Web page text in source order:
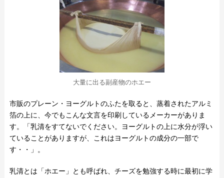
大量に出る副産物のホエー
市販のプレーン・ヨーグルトのふたを取ると、蒸着されたアルミ
箔の上に、今でもこんな文言を印刷しているメーカーがありま
す。「乳清をすてないでください。ヨーグルトの上に水分が浮い
ていることがありますが、これはヨーグルトの成分の一部で
す・・」。
乳清とは「ホエー」とも呼ばれ、チーズを勉強する時に最初に学